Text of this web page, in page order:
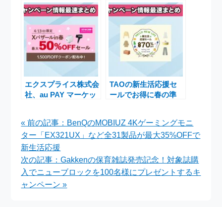
でお得なセール実施中
18%OFF！お得なチャ
エクスプライス株式会
社、au PAY マーケッ
「Xバザールin春」を
開催！
TAOの新生活応援セ
ールでお得に春の準
う
« 前の記事：BenQのMOBIUZ 4Kゲーミングモニ
ター「EX321UX」など全31製品が最大35%OFFで
新生活応援
次の記事：Gakkenの保育雑誌発売記念！対象誌購
入でニューブロックを100名様にプレゼントするキ
ャンペーン »